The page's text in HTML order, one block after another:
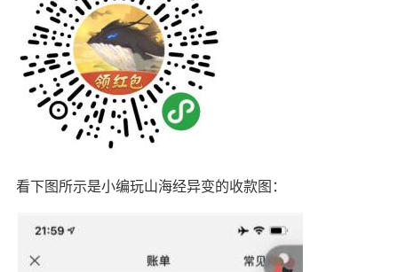
看下图所示是小编玩山海经异变的收款图：